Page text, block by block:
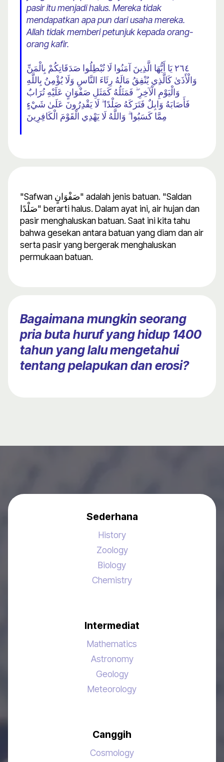
pasir itu menjadi halus. Mereka tidak
mendapatkan apa pun dari usaha mereka.
Allah tidak memberi petunjuk kepada orang-
orang kafir.
٢٦٤ يَا أَيُّهَا الَّذِينَ آمَنُوا لَا تُبْطِلُوا صَدَقَاتِكُمْ بِالْمَنِّ
وَالْأَذَىٰ كَالَّذِي يُنْفِقُ مَالَهُ رِئَاءَ النَّاسِ وَلَا يُؤْمِنُ بِاللَّهِ
وَالْيَوْمِ الْآخِرِ ۖ فَمَثَلُهُ كَمَثَلِ صَفْوَانٍ عَلَيْهِ تُرَابٌ
فَأَصَابَهُ وَابِلٌ فَتَرَكَهُ صَلْدًا ۖ لَا يَقْدِرُونَ عَلَىٰ شَيْءٍ
مِمَّا كَسَبُوا ۗ وَاللَّهُ لَا يَهْدِي الْقَوْمَ الْكَافِرِينَ
"Safwan صَفْوَانٍ" adalah jenis batuan. "Saldan
صَلْدًا" berarti halus. Dalam ayat ini, air hujan dan
pasir menghaluskan batuan. Saat ini kita tahu
bahwa gesekan antara batuan yang diam dan air
serta pasir yang bergerak menghaluskan
permukaan batuan.
Bagaimana mungkin seorang
pria buta huruf yang hidup 1400
tahun yang lalu mengetahui
tentang pelapukan dan erosi?
Sederhana
History
Zoology
Biology
Chemistry
Intermediat
Mathematics
Astronomy
Geology
Meteorology
Canggih
Cosmology